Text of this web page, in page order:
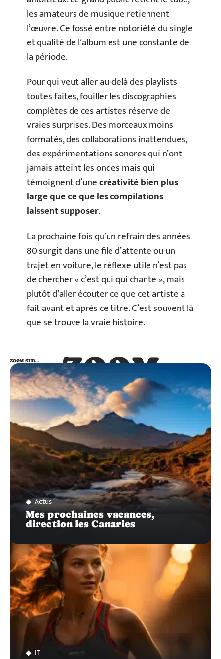
les amateurs de musique retiennent
l’œuvre. Ce fossé entre notoriété du single
et qualité de l’album est une constante de
la période.
Pour qui veut aller au-delà des playlists
toutes faites, fouiller les discographies
complètes de ces artistes réserve de
vraies surprises. Des morceaux moins
formatés, des collaborations inattendues,
des expérimentations sonores qui n’ont
jamais atteint les ondes mais qui
témoignent d’unecréativité bien plus
large que ce que les compilations
laissent supposer.
La prochaine fois qu’un refrain des années
80 surgit dans une file d’attente ou un
trajet en voiture, le réflexe utile n’est pas
de chercher « c’est qui qui chante », mais
plutôt d’aller écouter ce que cet artiste a
fait avant et après ce titre. C’est souvent là
que se trouve la vraie histoire.
ZOOM
SUR…
ZOOM SUR…
Actus
Mes prochaines vacances,
direction les Canaries
IT